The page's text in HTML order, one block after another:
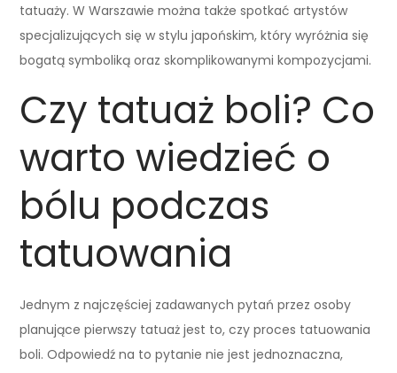
tatuaży. W Warszawie można także spotkać artystów
specjalizujących się w stylu japońskim, który wyróżnia się
bogatą symboliką oraz skomplikowanymi kompozycjami.
Czy tatuaż boli? Co
warto wiedzieć o
bólu podczas
tatuowania
Jednym z najczęściej zadawanych pytań przez osoby
planujące pierwszy tatuaż jest to, czy proces tatuowania
boli. Odpowiedź na to pytanie nie jest jednoznaczna,